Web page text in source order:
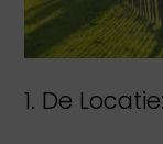
1. De